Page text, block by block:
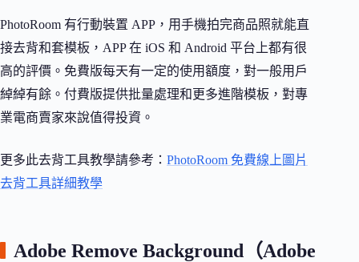
PhotoRoom 有行動裝置 APP，用手機拍完商品照就能直
接去背和套模板，APP 在 iOS 和 Android 平台上都有很
高的評價。免費版每天有一定的使用額度，對一般用戶
綽綽有餘。付費版提供批量處理和更多進階模板，對專
業電商賣家來說值得投資。
更多此去背工具教學請參考： PhotoRoom 免費線上圖片
去背工具詳細教學
Adobe Remove Background（Adobe